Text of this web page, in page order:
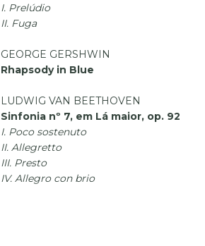
I. Prelúdio
II. Fuga
GEORGE GERSHWIN
Rhapsody in Blue
LUDWIG VAN BEETHOVEN
Sinfonia nº 7, em Lá maior, op. 92
I. Poco sostenuto
II. Allegretto
III. Presto
IV. Allegro con brio